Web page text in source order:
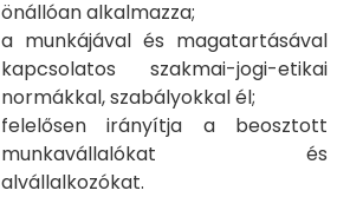
önállóan alkalmazza;
a munkájával és magatartásával
kapcsolatos szakmai-jogi-etikai
normákkal, szabályokkal él;
felelősen irányítja a beosztott
munkavállalókat és
alvállalkozókat.